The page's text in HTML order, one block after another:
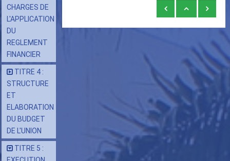
CHARGES DE
L'APPLICATION
DU
REGLEMENT
FINANCIER
TITRE 4 :
STRUCTURE
ET
ELABORATION
DU BUDGET
DE L'UNION
TITRE 5 :
transversaux
Procédure
douzièmes